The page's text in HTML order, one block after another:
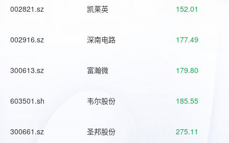
002821.sz 凯莱英 152.01
002916.sz 深南电路 177.49
300613.sz 富瀚微 179.80
603501.sh 韦尔股份 185.55
300661.sz 圣邦股份 275.11